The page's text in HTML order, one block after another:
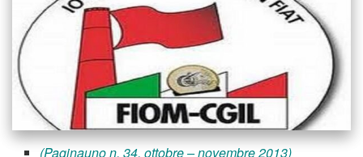
(Paginauno n. 34, ottobre – novembre 2013)